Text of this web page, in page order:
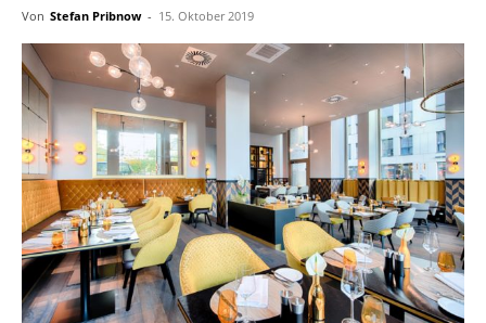
Von Stefan Pribnow - 15. Oktober 2019